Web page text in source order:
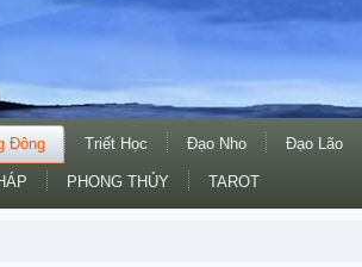
Đông Triết Học Đạo Nho Đạo Lão
PHONG THỦY TAROT